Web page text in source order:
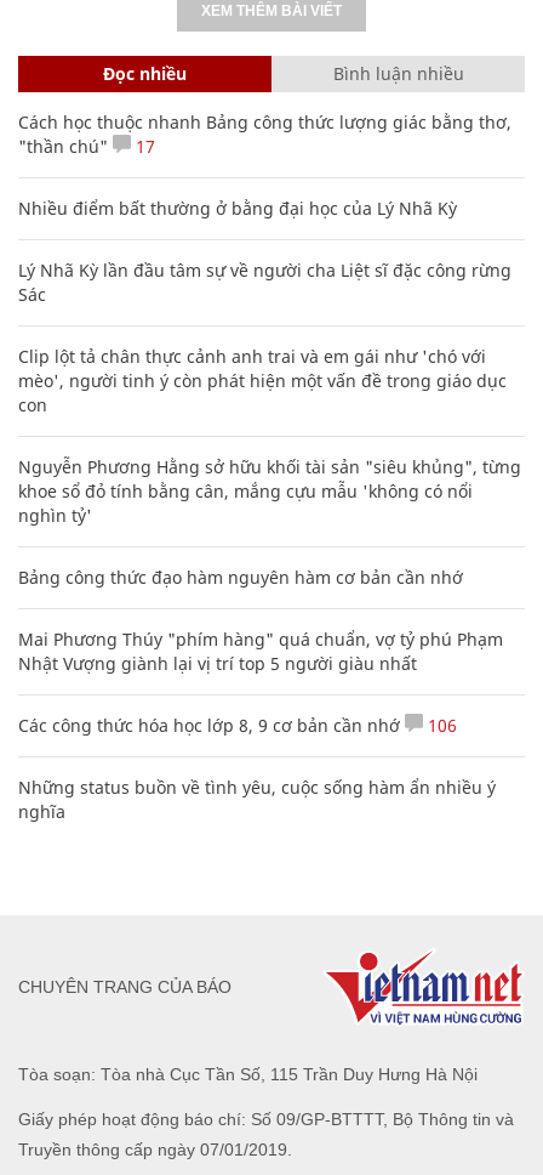
XEM THÊM BÀI VIẾT
Đọc nhiều Bình luận nhiều
Cách học thuộc nhanh Bảng công thức lượng giác bằng thơ,
"thần chú"
17
Nhiều điểm bất thường ở bằng đại học của Lý Nhã Kỳ
Lý Nhã Kỳ lần đầu tâm sự về người cha Liệt sĩ đặc công rừng
Sác
Clip lột tả chân thực cảnh anh trai và em gái như 'chó với
mèo', người tinh ý còn phát hiện một vấn đề trong giáo dục
con
Nguyễn Phương Hằng sở hữu khối tài sản "siêu khủng", từng
khoe sổ đỏ tính bằng cân, mắng cựu mẫu 'không có nổi
nghìn tỷ'
Bảng công thức đạo hàm nguyên hàm cơ bản cần nhớ
Mai Phương Thúy "phím hàng" quá chuẩn, vợ tỷ phú Phạm
Nhật Vượng giành lại vị trí top 5 người giàu nhất
Các công thức hóa học lớp 8, 9 cơ bản cần nhớ 106
Những status buồn về tình yêu, cuộc sống hàm ẩn nhiều ý
nghĩa
Tòa soạn: Tòa nhà Cục Tần Số, 115 Trần Duy Hưng Hà Nội
Giấy phép hoạt động báo chí: Số 09/GP-BTTTT, Bộ Thông tin và
Truyền thông cấp ngày 07/01/2019.
CHUYÊN TRANG CỦA BÁO